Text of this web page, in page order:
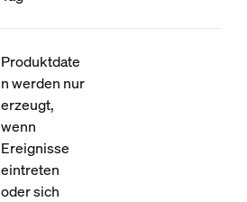
Produktdate
n werden nur
erzeugt,
wenn
Ereignisse
eintreten
oder sich